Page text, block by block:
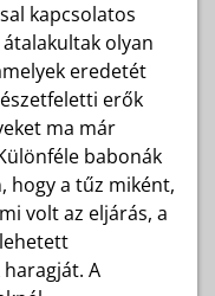
kapcsolatos
olyan
eredetét
erők
ma már
babonák
hogy a tűz miként,
volt az eljárás, a
A